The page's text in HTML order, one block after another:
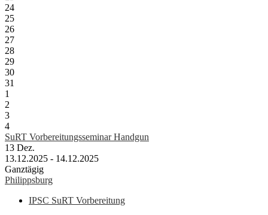
24
25
26
27
28
29
30
31
1
2
3
4
SuRT Vorbereitungsseminar Handgun
13 Dez.
13.12.2025 - 14.12.2025
Ganztägig
Philippsburg
IPSC SuRT Vorbereitung